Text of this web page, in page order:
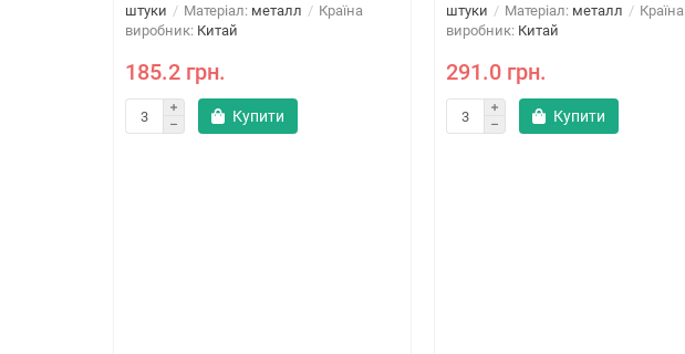
штуки
Матеріал: металл
Країна
виробник: Китай
185.2 грн.
Купити
штуки
Матеріал: металл
Країна
виробник: Китай
291.0 грн.
Купити